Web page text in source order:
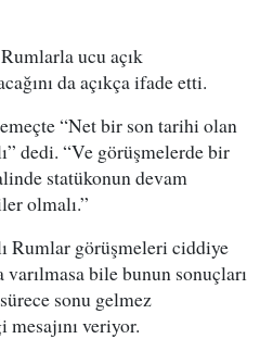
ucu açık
da açıkça ifade etti.
“Net bir son tarihi olan
dedi. “Ve görüşmelerde bir
statükonun devam
olmalı.”
Rumlar görüşmeleri ciddiye
varılmasa bile bunun sonuçları
sonu gelmez
veriyor.